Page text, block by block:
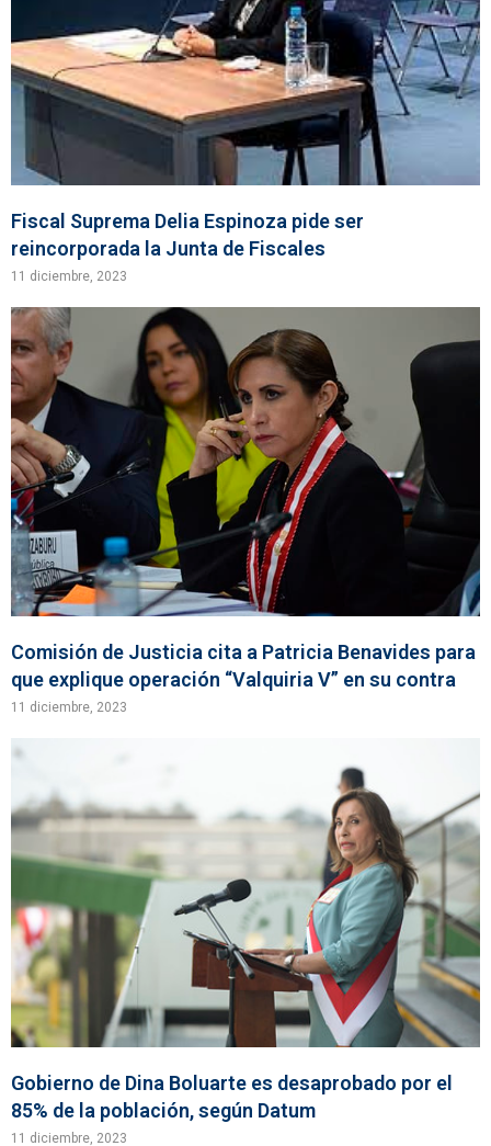
Fiscal Suprema Delia Espinoza pide ser
reincorporada la Junta de Fiscales
11 diciembre, 2023
Comisión de Justicia cita a Patricia Benavides para
que explique operación “Valquiria V” en su contra
11 diciembre, 2023
Gobierno de Dina Boluarte es desaprobado por el
85% de la población, según Datum
11 diciembre, 2023